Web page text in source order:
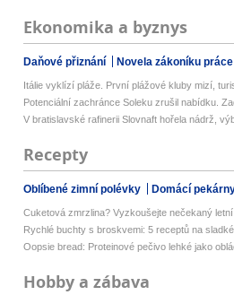
Ekonomika a byznys
Daňové přiznání Novela zákoníku práce
Itálie vyklízí pláže. První plážové kluby mizí,
Potenciální zachránce Soleku zrušil nabídku.
V bratislavské rafinerii Slovnaft hořela nádrž,
Recepty
Oblíbené zimní polévky Domácí
Cuketová zmrzlina? Vyzkoušejte nečekaný letní
Rychlé buchty s broskvemi: 5 receptů na
Oopsie bread: Proteinové pečivo lehké jako
Hobby a zábava